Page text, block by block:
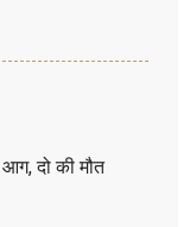
दो की मौत